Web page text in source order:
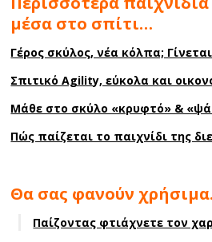
μέσα στο σπίτι…
Γέρος σκύλος, νέα κόλπα;
Σπιτικό Agility, εύκολα και
Μάθε στο σκύλο «κρυφτό» &
Πώς παίζεται το παιχνίδι της
Θα σας φανούν
Παίζοντας φτιάχνετε τον